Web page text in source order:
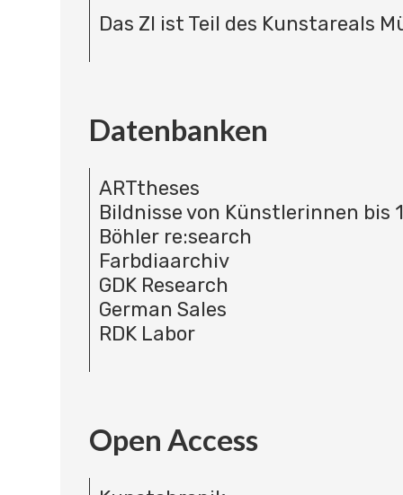
Das ZI ist Teil des Kunstareals
Datenbanken
ARTtheses
Bildnisse von Künstlerinnen bis
Böhler re:search
Farbdiaarchiv
GDK Research
German Sales
RDK Labor
Open Access